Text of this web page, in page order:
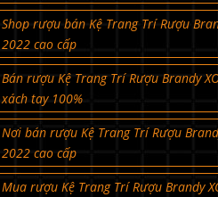
Shop rượu bán Kệ Trang Trí Rượu
2022 cao cấp
Bán rượu Kệ Trang Trí Rượu Brandy
xách tay 100%
Nơi bán rượu Kệ Trang Trí Rượu
2022 cao cấp
Mua rượu Kệ Trang Trí Rượu Brandy